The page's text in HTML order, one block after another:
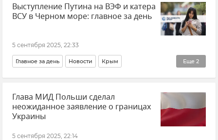
Выступление Путина на ВЭФ и катера
ВСУ в Черном море: главное за день
5 сентября 2025, 22:33
Еще 2
Главное за день Новости Крым
Новости Крыма Общество
Глава МИД Польши сделал
неожиданное заявление о границах
Украины
5 сентября 2025, 22:14